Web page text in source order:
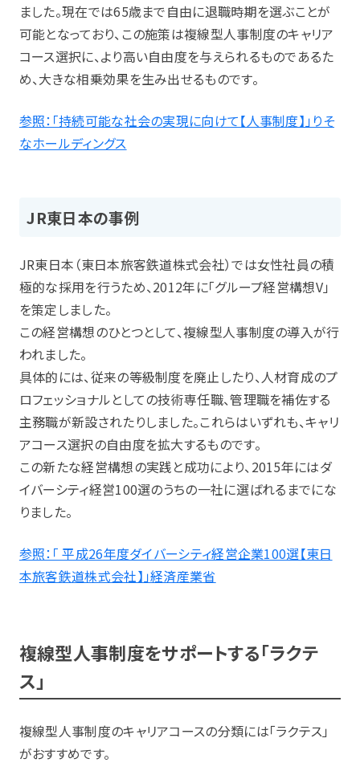
ました。現在では65歳まで自由に退職時期を選ぶことが
可能となっており、この施策は複線型人事制度のキャリア
コース選択に、より高い自由度を与えられるものであるた
め、大きな相乗効果を生み出せるものです。
参照：「持続可能な社会の実現に向けて【人事制度】」りそ
なホールディングス
JR東日本の事例
JR東日本（東日本旅客鉄道株式会社）では女性社員の積
極的な採用を行うため、2012年に「グループ経営構想V」
を策定しました。
この経営構想のひとつとして、複線型人事制度の導入が行
われました。
具体的には、従来の等級制度を廃止したり、人材育成のプ
ロフェッショナルとしての技術専任職、管理職を補佐する
主務職が新設されたりしました。これらはいずれも、キャリ
アコース選択の自由度を拡大するものです。
この新たな経営構想の実践と成功により、2015年にはダ
イバーシティ経営100選のうちの一社に選ばれるまでにな
りました。
参照：「 平成26年度ダイバーシティ経営企業100選【東日
本旅客鉄道株式会社】」経済産業省
複線型人事制度をサポートする「ラクテ
ス」
複線型人事制度のキャリアコースの分類には「ラクテス」
がおすすめです。